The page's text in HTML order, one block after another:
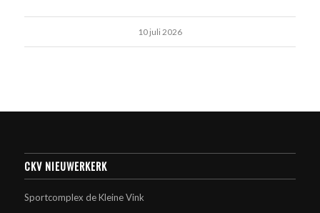
10 juli 2026
CKV NIEUWERKERK
Sportcomplex de Kleine Vink